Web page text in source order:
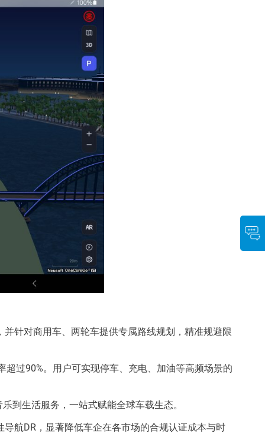
针对商用车、两轮车提供专属路线规划，精准规避限
过90%。用户可实现停车、充电、加油等高频场景的
到生活服务，一站式赋能全球车载生态。
航DR，显著降低车企在各市场的合规认证成本与时